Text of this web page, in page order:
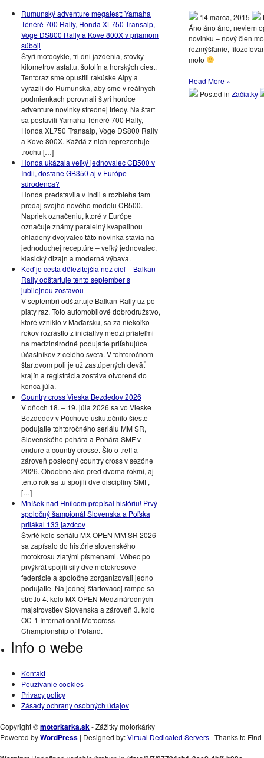
Rumunský adventure megatest: Yamaha
Ténéré 700 Rally, Honda XL750 Transalp,
Voge DS800 Rally a Kove 800X v priamom
súboji
Štyri motocykle, tri dni jazdenia, stovky
kilometrov asfaltu, šotolín a horských ciest.
Tentoraz sme opustili rakúske Alpy a
vyrazili do Rumunska, aby sme v reálnych
podmienkach porovnali štyri horúce
adventure novinky strednej triedy. Na štart
sa postavili Yamaha Ténéré 700 Rally,
Honda XL750 Transalp, Voge DS800 Rally
a Kove 800X. Každá z nich reprezentuje
trochu […]
Honda ukázala veľký jednovalec CB500 v
Indii, dostane GB350 aj v Európe
súrodenca?
Honda predstavila v Indii a rozbieha tam
predaj svojho nového modelu CB500.
Napriek označeniu, ktoré v Európe
označuje známy paralelný kvapalinou
chladený dvojvalec táto novinka stavia na
jednoduchej receptúre – veľký jednovalec,
klasický dizajn a moderná výbava.
Keď je cesta dôležitejšia než cieľ – Balkan
Rally odštartuje tento september s
jubilejnou zostavou
V septembri odštartuje Balkan Rally už po
piaty raz. Toto automobilové dobrodružstvo,
ktoré vzniklo v Maďarsku, sa za niekoľko
rokov rozrástlo z iniciatívy medzi priateľmi
na medzinárodné podujatie priťahujúce
účastníkov z celého sveta. V tohtoročnom
štartovom poli je už zastúpených deväť
krajín a registrácia zostáva otvorená do
konca júla.
Country cross Vieska Bezdedov 2026
V dňoch 18. – 19. júla 2026 sa vo Vieske
Bezdedov v Púchove uskutočnilo šieste
podujatie tohtoročného seriálu MM SR,
Slovenského pohára a Pohára SMF v
endure a country crosse. Šlo o tretí a
zároveň posledný country cross v sezóne
2026. Obdobne ako pred dvoma rokmi, aj
tento rok sa tu spojili dve disciplíny SMF,
[…]
Mníšek nad Hnilcom prepísal históriu! Prvý
spoločný šampionát Slovenska a Poľska
prilákal 133 jazdcov
Štvrté kolo seriálu MX OPEN MM SR 2026
sa zapísalo do histórie slovenského
motokrosu zlatými písmenami. Vôbec po
prvýkrát spojili sily dve motokrosové
federácie a spoločne zorganizovali jedno
podujatie. Na jednej štartovacej rampe sa
stretlo 4. kolo MX OPEN Medzinárodných
majstrovstiev Slovenska a zároveň 3. kolo
OC-1 International Motocross
Championship of Poland.
Info o webe
Kontakt
Používanie cookies
Privacy policy
Zásady ochrany osobných údajov
14 marca, 2015
Áno áno áno, neviem
novinku – nový člen
rozmýšľanie,
moto
Read More »
Posted in Začiatky
Copyright ©motorkarka.sk- Zážitky motorkárky
Powered byWordPress | Designed by:Virtual Dedicated Servers | Thanks to Find